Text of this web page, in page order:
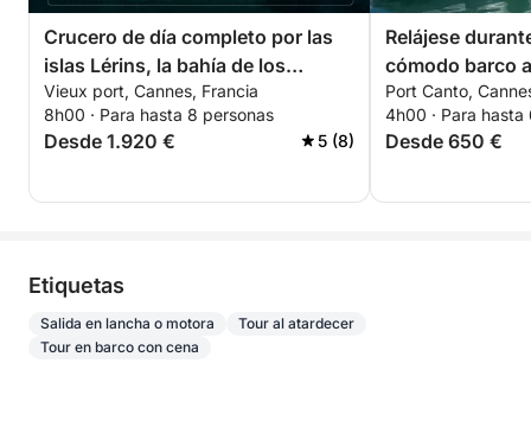
Crucero de día completo por las
islas Lérins, la bahía de los
multimillonarios y Théoule-sur-
Mer
Vieux port, Cannes, Francia
8h00 · Para hasta 8 personas
Desde 1.920 € 5 (8)
Relájese
cómodo barco
islas Lérins.
para parejas!
Port Canto,
4h00 · Para hasta
Desde 650 €
Etiquetas
Salida en lancha o motora
Tour al atardecer
Tour en barco con cena